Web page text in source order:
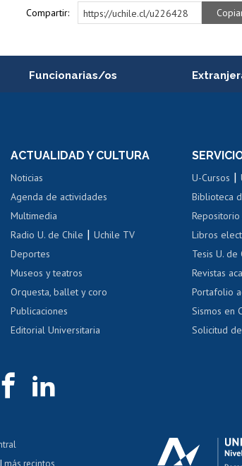
Compartir: https://uchile.cl/u226428
Funcionarias/os
Portal de movilidad interna
Certificado de renta
Certificado de renta
Gestión de correo uchile
Movilidad
Cursos de
Acoso laboral, sexual y violencia
ACTUALIDAD Y CULTURA
Noticias
Agenda de actividades
Multimedia
Radio U. de Chile |Uchile TV
Deportes
Museos y teatros
Orquesta, ballet y coro
Publicaciones
Editorial Universitaria
U-Cursos |
Biblioteca
Libros
Tesis U. de
Revistas
Portafolio
Sismos en
Solicitud
más recintos